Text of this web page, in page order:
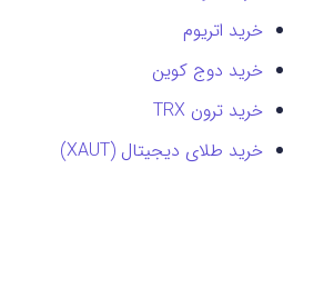
خرید اتریوم
خرید دوج کوین
خرید ترون TRX
خرید طلای دیجیتال (XAUT)